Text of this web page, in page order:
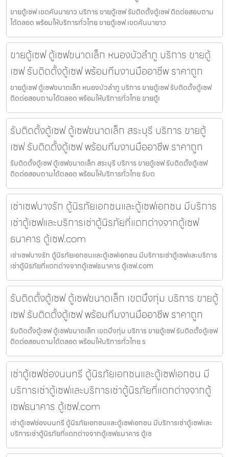
ขายตู้เซฟ เขตคันนายาว บริการ ขายตู้เซฟ รับติดตั้งตู้เซฟ ติดต่อสอบถาม
ได้ตลอด พร้อมให้บริการทั่วไทย ขายตู้เซฟ เขตคันนายาว
ขายตู้เซฟ ตู้เซฟขนาดเล็ก หนองบัวลำภู บริการ ขายตู้
เซฟ รับติดตั้งตู้เซฟ พร้อมทีมงานมืออาชีพ ราคาถูก
ขายตู้เซฟ ตู้เซฟขนาดเล็ก หนองบัวลำภู บริการ ขายตู้เซฟ รับติดตั้งตู้เซฟ
ติดต่อสอบถามได้ตลอด พร้อมให้บริการทั่วไทย ขายตู้เ
รับติดตั้งตู้เซฟ ตู้เซฟขนาดเล็ก สระบุรี บริการ ขายตู้
เซฟ รับติดตั้งตู้เซฟ พร้อมทีมงานมืออาชีพ ราคาถูก
รับติดตั้งตู้เซฟ ตู้เซฟขนาดเล็ก สระบุรี บริการ ขายตู้เซฟ รับติดตั้งตู้เซฟ
ติดต่อสอบถามได้ตลอด พร้อมให้บริการทั่วไทย รับต
เช่าเซฟบางรัก ตู้นิรภัยเอกชนและตู้เซฟเอกชน มีบริการ
เช่าตู้เซฟและบริการเช่าตู้นิรภัยที่แตกต่างจากตู้เซฟ
ธนาคาร ตู้เซฟ.com
เช่าเซฟบางรัก ตู้นิรภัยเอกชนและตู้เซฟเอกชน มีบริการเช่าตู้เซฟและบริการ
เช่าตู้นิรภัยที่แตกต่างจากตู้เซฟธนาคาร ตู้เซฟ.com
รับติดตั้งตู้เซฟ ตู้เซฟขนาดเล็ก เขตบึงกุ่ม บริการ ขายตู้
เซฟ รับติดตั้งตู้เซฟ พร้อมทีมงานมืออาชีพ ราคาถูก
รับติดตั้งตู้เซฟ ตู้เซฟขนาดเล็ก เขตบึงกุ่ม บริการ ขายตู้เซฟ รับติดตั้งตู้เซฟ
ติดต่อสอบถามได้ตลอด พร้อมให้บริการทั่วไทย ร
เช่าตู้เซฟช่องนนทรี ตู้นิรภัยเอกชนและตู้เซฟเอกชน มี
บริการเช่าตู้เซฟและบริการเช่าตู้นิรภัยที่แตกต่างจากตู้
เซฟธนาคาร ตู้เซฟ.com
เช่าตู้เซฟช่องนนทรี ตู้นิรภัยเอกชนและตู้เซฟเอกชน มีบริการเช่าตู้เซฟและ
บริการเช่าตู้นิรภัยที่แตกต่างจากตู้เซฟธนาคาร ตู้เซ